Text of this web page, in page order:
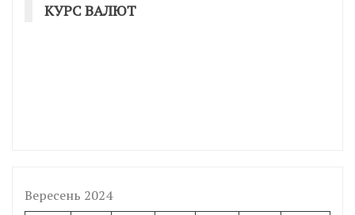
КУРС ВАЛЮТ
Вересень 2024